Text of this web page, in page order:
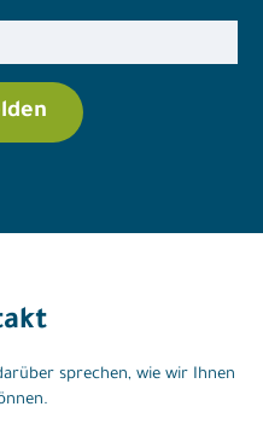
sprechen, wie wir Ihnen